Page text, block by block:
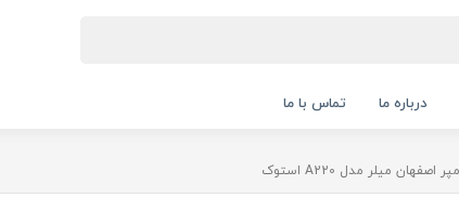
درباره ما تماس با ما